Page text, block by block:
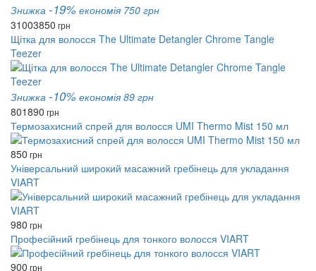
Знижка -19% економія 750 грн
31003850 грн
Щітка для волосся The Ultimate Detangler Chrome Tangle
Teezer
Знижка -10% економія 89 грн
801890 грн
Термозахисний спрей для волосся UMI Thermo Mist 150 мл
850 грн
Універсальний широкий масажний гребінець для укладання
VIART
980 грн
Професійний гребінець для тонкого волосся VIART
900 грн